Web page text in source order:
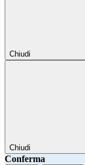
Chiudi
Chiudi
Conferma